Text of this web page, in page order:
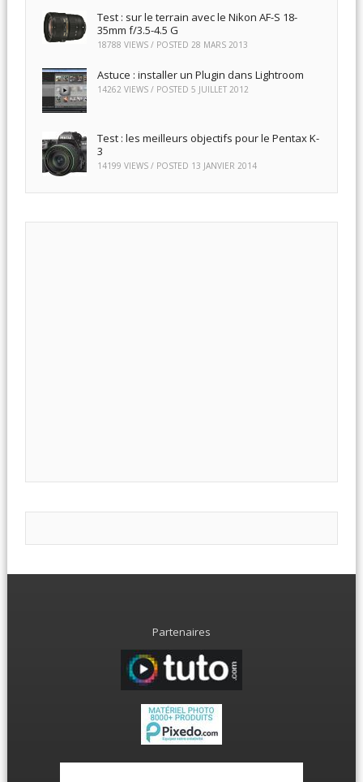
Test : sur le terrain avec le Nikon AF-S 18-
35mm f/3.5-4.5 G
18788 VIEWS / POSTED 28 MARS 2013
Astuce : installer un Plugin dans Lightroom
14262 VIEWS / POSTED 5 JUILLET 2012
Test : les meilleurs objectifs pour le Pentax K-
3
14199 VIEWS / POSTED 13 JANVIER 2014
Partenaires